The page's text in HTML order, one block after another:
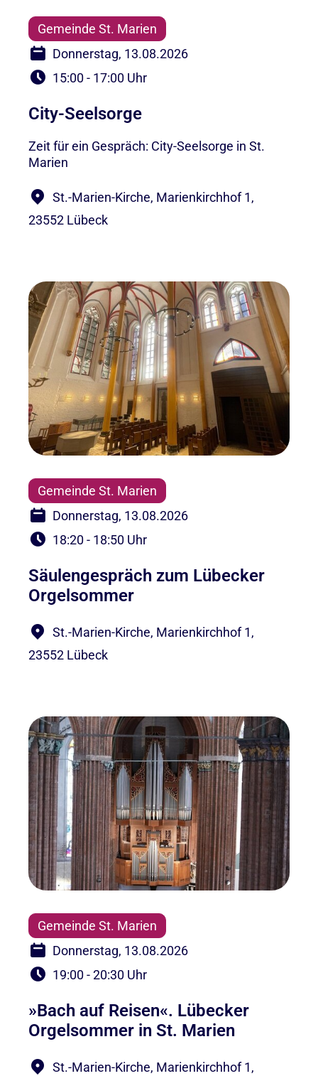
Gemeinde St. Marien
Donnerstag, 13.08.2026
15:00 - 17:00 Uhr
City-Seelsorge
Zeit für ein Gespräch: City-Seelsorge in St.
Marien
St.-Marien-Kirche, Marienkirchhof 1,
23552 Lübeck
Gemeinde St. Marien
Donnerstag, 13.08.2026
18:20 - 18:50 Uhr
Säulengespräch zum Lübecker
Orgelsommer
St.-Marien-Kirche, Marienkirchhof 1,
23552 Lübeck
Gemeinde St. Marien
Donnerstag, 13.08.2026
19:00 - 20:30 Uhr
»Bach auf Reisen«. Lübecker
Orgelsommer in St. Marien
St.-Marien-Kirche, Marienkirchhof 1,